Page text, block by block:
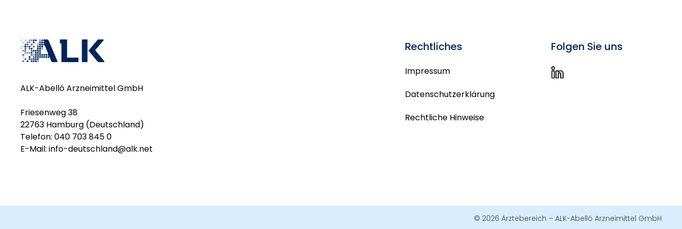
ALK-Abelló Arzneimittel GmbH
Friesenweg 38
22763 Hamburg (Deutschland)
Telefon: 040 703 845 0
E-Mail: info-deutschland@alk.net
Rechtliches
Impressum
Datenschutzerklärung
Rechtliche Hinweise
Folgen Sie uns
© 2026 Ärztebereich – ALK-Abelló Arzneimittel GmbH